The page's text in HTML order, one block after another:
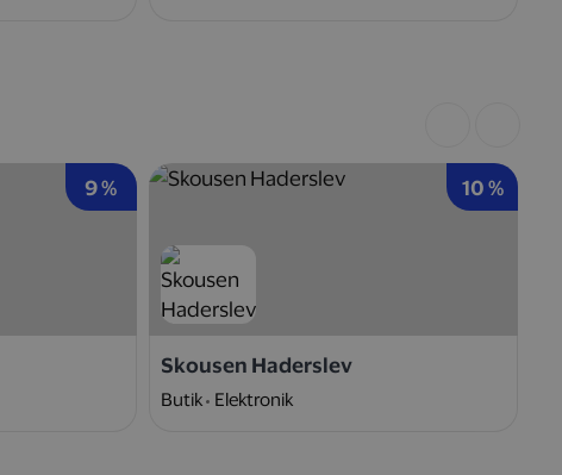
9 % 10 %
Skousen Haderslev
Butik Elektronik